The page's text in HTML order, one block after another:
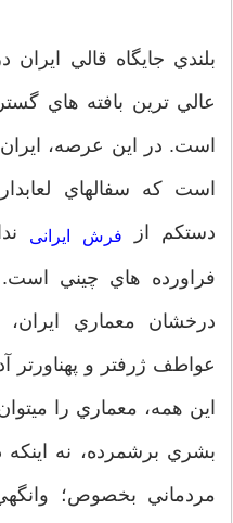
بلندي جايگاه قالي
عالي ترين بافته هاي
است. در اين عرصه،
است كه سفالهاي
دستكم از
فرش ایرانی
فراورده هاي چيني
درخشان معماري ايران،
عواطف ژرفتر و پهناورتر
اين همه، معماري را
بشري برشمرده، نه
مردماني بخصوص؛